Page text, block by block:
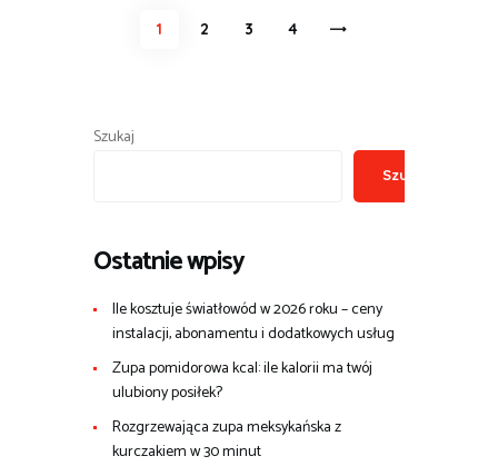
Stronicowanie
PAGE
1 PAGE
2 PAGE
3 PAGE
4
Szukaj
Szukaj
Ostatnie wpisy
Ile kosztuje światłowód w 2026 roku – ceny
instalacji, abonamentu i dodatkowych usług
Zupa pomidorowa kcal: ile kalorii ma twój
ulubiony posiłek?
Rozgrzewająca zupa meksykańska z
kurczakiem w 30 minut